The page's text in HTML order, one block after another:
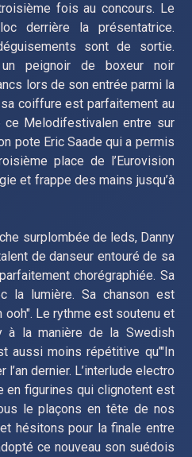
fois au concours. Le
derrière la présentatrice.
sont de sortie.
peignoir de boxeur noir
lors de son entrée parmi la
coiffure est parfaitement au
ce Melodifestivalen entre sur
pote Eric Saade qui a permis
place de l’Eurovision
et frappe des mains jusqu’à
surplombée de leds, Danny
de danseur entouré de sa
chorégraphiée. Sa
la lumière. Sa chanson est
Le rythme est soutenu et
à la manière de la Swedish
aussi moins répétitive qu’"In
dernier. L’interlude electro
en figurines qui clignotent est
le plaçons en tête de nos
hésitons pour la finale entre
ce nouveau son suédois